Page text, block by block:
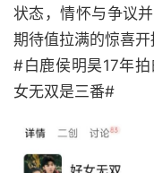
状态，情怀与争议
期待值拉满的惊喜开
#白鹿侯明昊17年
女无双是三番#